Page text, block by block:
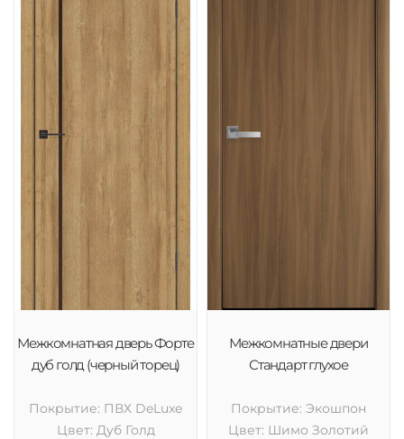
Межкомнатная дверь Форте
дуб голд (черный торец)
Покрытие: ПВХ DeLuxe
Цвет: Дуб Голд
Межкомнатные двери
Стандарт глухое
Покрытие: Экошпон
Цвет: Шимо Золотий